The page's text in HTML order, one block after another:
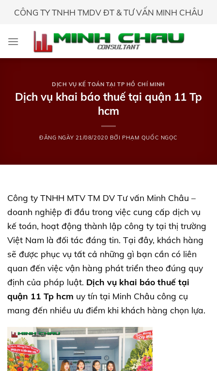
CÔNG TY TNHH TMDV ĐT & TƯ VẤN MINH CHÂU
DỊCH VỤ KẾ TOÁN TẠI TP HỒ CHÍ MINH
Dịch vụ khai báo thuế tại quận 11 Tp
hcm
ĐĂNG NGÀY 21/08/2020 BỞI PHẠM QUỐC NGỌC
Công ty TNHH MTV TM DV Tư vấn Minh Châu –
doanh nghiệp đi đầu trong việc cung cấp dịch vụ
kế toán, hoạt động thành lập công ty tại thị trường
Việt Nam là đối tác đáng tin. Tại đây, khách hàng
sẽ được phục vụ tất cả những gì bạn cần có liên
quan đến việc vận hàng phát triển theo đúng quy
định của pháp luật. Dịch vụ khai báo thuế tại
quận 11 Tp hcm uy tín tại Minh Châu công cụ
mang đến nhiều ưu điểm khi khách hàng chọn lựa.